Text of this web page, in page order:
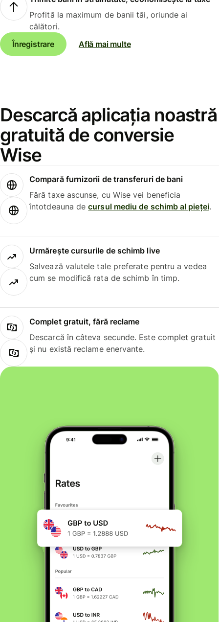
Profită la maximum de banii tăi, oriunde ai
călători.
Înregistrare
Află mai multe
Descarcă aplicația noastră
gratuită de conversie
Wise
Compară furnizorii de transferuri de bani
Fără taxe ascunse, cu Wise vei beneficia
întotdeauna decursul mediu de schimb al pieței.
Urmărește cursurile de schimb live
Salvează valutele tale preferate pentru a vedea
cum se modifică rata de schimb în timp.
Complet gratuit, fără reclame
Descarcă în câteva secunde. Este complet gratuit
și nu există reclame enervante.